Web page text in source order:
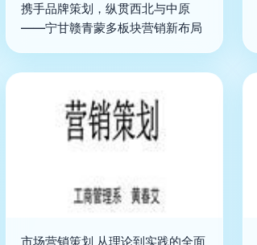
携手品牌策划，纵贯西北与中原
——宁甘赣青蒙多板块营销新布局
市场营销策划 从理论到实践的全面